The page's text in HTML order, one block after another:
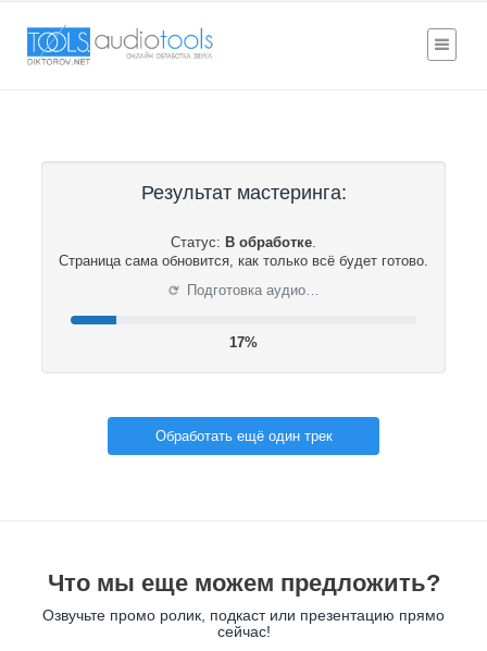
Результат мастеринга:
Статус: В обработке.
Страница сама обновится, как только всё будет готово.
⟳ Подготовка аудио…
17%
Обработать ещё один трек
Что мы еще можем предложить?
Озвучьте промо ролик, подкаст или презентацию прямо
сейчас!